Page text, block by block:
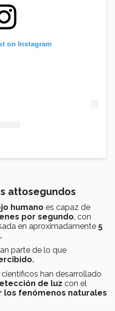
on Instagram
attosegundos
humano es capaz de
por segundo, con
en aproximadamente 5
parte de lo que
han desarrollado
de luz con el
los fenómenos naturales